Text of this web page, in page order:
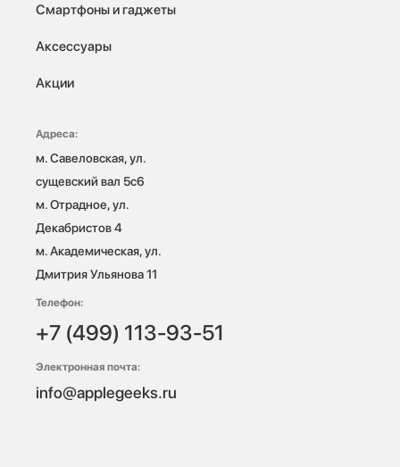
Смартфоны и гаджеты
Аксессуары
Акции
Адреса:
м. Савеловская, ул.
сущевский вал 5с6
м. Отрадное, ул.
Декабристов 4
м. Академическая, ул.
Дмитрия Ульянова 11
Телефон:
+7 (499) 113-93-51
Электронная почта:
info@applegeeks.ru